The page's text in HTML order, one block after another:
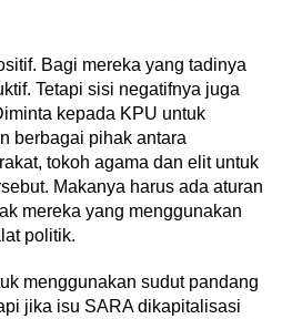
Bagi mereka yang tadinya
Tetapi sisi negatifnya juga
kepada KPU untuk
berbagai pihak antara
tokoh agama dan elit untuk
Makanya harus ada aturan
mereka yang menggunakan
politik.
menggunakan sudut pandang
jika isu SARA dikapitalisasi